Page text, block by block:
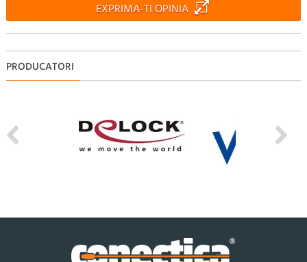
EXPRIMA-TI OPINIA
PRODUCATORI